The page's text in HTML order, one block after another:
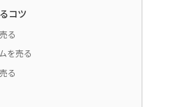
コツ
る
を売る
る